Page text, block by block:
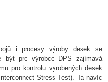
i procesy výroby desek se
být pro výrobce DPS zajímavá
pro kontrolu vyrobených desek
Stress Test). Ta navíc